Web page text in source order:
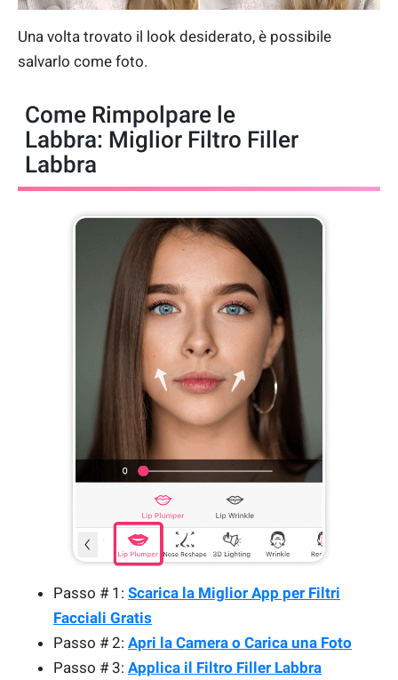
Una volta trovato il look desiderato, è possibile
salvarlo come foto.
Come Rimpolpare le
Labbra: Miglior Filtro Filler
Labbra
Passo # 1: Scarica la Miglior App per Filtri
Facciali Gratis
Passo # 2: Apri la Camera o Carica una Foto
Passo # 3: Applica il Filtro Filler Labbra